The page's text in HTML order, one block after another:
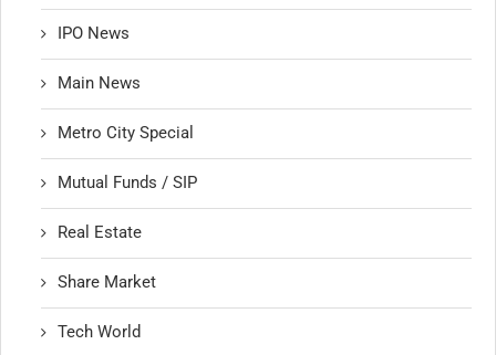
IPO News
Main News
Metro City Special
Mutual Funds / SIP
Real Estate
Share Market
Tech World